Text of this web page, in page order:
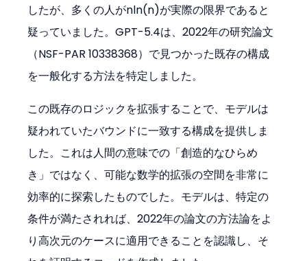
したが、多くの人がnln⁡(n)が実際の限界であると
疑っていました。GPT-5.4は、2022年の研究論文
（NSF-PAR 10338368）で見つかった既存の構成
を一般化する方法を特定しました。
この既存のロジックを拡張することで、モデルは
疑われていたバウンドに一致する構成を提供しま
した。これは人間の意味での「創造的なひらめ
き」ではなく、可能な数学的拡張の空間を非常に
効率的に探索したものでした。モデルは、特定の
条件が満たされれば、2022年の論文の方法論をよ
り高次元のケースに適用できることを認識し、そ